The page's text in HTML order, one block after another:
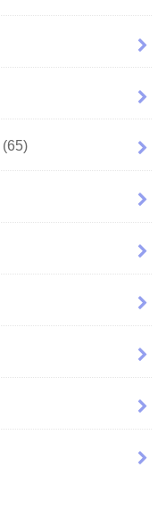
(65)